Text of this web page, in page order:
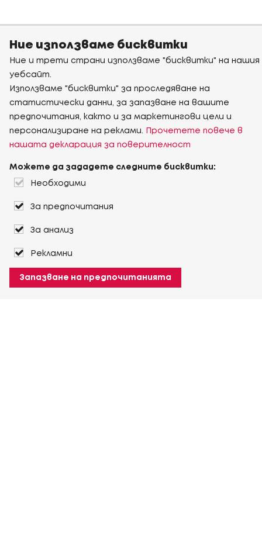
Ние използваме бисквитки
Ние и трети страни използваме "бисквитки" на нашия
уебсайт.
Използваме "бисквитки" за проследяване на
статистически данни, за запазване на вашите
предпочитания, както и за маркетингови цели и
персонализиране на реклами.
Прочетете повече в
нашата декларация за поверителност
Можете да зададете следните бисквитки:
Необходими
За предпочитания
За анализ
Рекламни
Запазване на предпочитанията